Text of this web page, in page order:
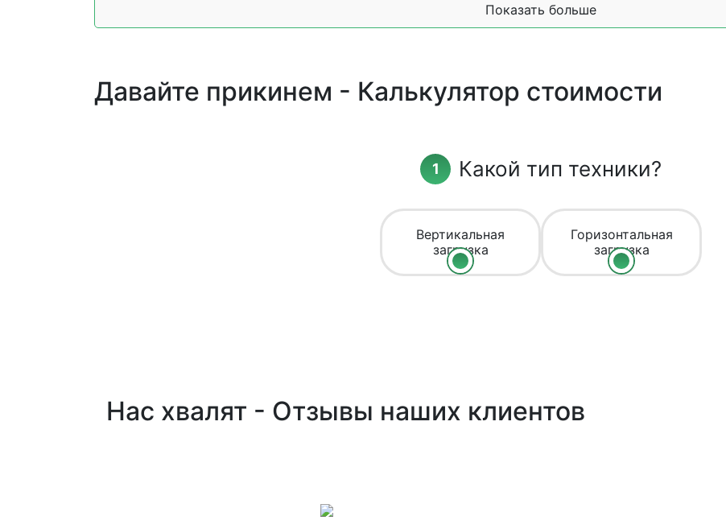
Показать больше
Давайте прикинем - Калькулятор стоимости
Какой тип техники?
Вертикальная
загрузка
Горизонтальная
загрузка
Нас хвалят - Отзывы наших клиентов